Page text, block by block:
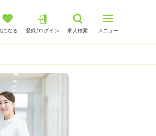
になる 登録/ログイン 求人検索 メニュー